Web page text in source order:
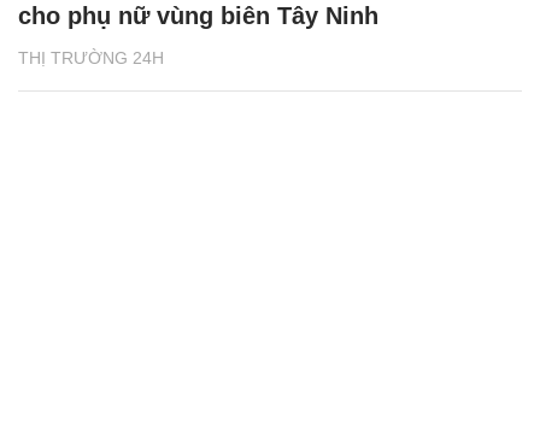
THỊ TRƯỜNG 24H
cho phụ nữ vùng biên Tây Ninh